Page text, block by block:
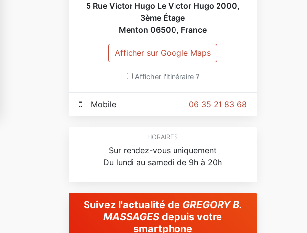
5 Rue Victor Hugo Le Victor Hugo 2000,
3ème Étage
Menton 06500, France
Afficher sur Google Maps
Afficher l'itinéraire ?
06 35 21 83 68
Mobile
HORAIRES
Sur rendez-vous uniquement
Du lundi au samedi de 9h à 20h
Suivez l'actualité de GREGORY B.
MASSAGES depuis votre
smartphone